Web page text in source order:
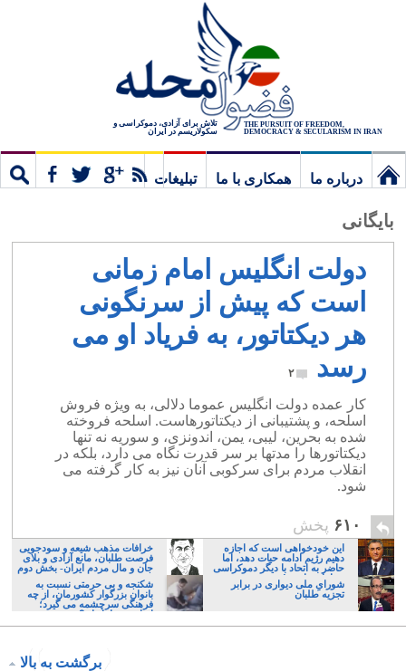
THE PURSUIT OF FREEDOM,
DEMOCRACY & SECULARISM IN IRAN
تلاش برای آزادی، دموکراسی و
سکولاریسم در ایران
درباره ما همکاری با ما
تبلیغات
بایگانی
دولت انگلیس امام زمانی
است که پیش از سرنگونی
هر دیکتاتور، به فریاد او می
رسد
۲
کار عمده دولت انگلیس عموما دلالی، به ویژه فروش
اسلحه، و پشتیبانی از دیکتاتورهاست. اسلحه فروخته
شده به بحرین، لیبی، یمن، اندونزی، و سوریه نه تنها
دیکتاتورها را مدتها بر سر قدرت نگاه می دارد، بلکه در
انقلاب مردم برای سرکوبی آنان نیز به کار گرفته می
شود.
۶۱۰ پخش
این خودخواهی است که اجازه
دهیم رژیم ادامه حیات دهد، اما
حاضر به اتحاد با دیگر دموکراسی
خواهان نباشیم!
خرافات مذهب شیعه و سودجویی
فرصت طلبان، مانع آزادی و بلای
جان و مال مردم ایران- بخش دوم
شورایِ ملی دیواری در برابر
تجزیه طلبان
شکنجه و بی حرمتی نسبت به
بانوان بزرگوار کشورمان، از چه
فرهنگی سرچشمه می گیرد؛
ایرانی، و یا تازیان؟
برگشت به بالا